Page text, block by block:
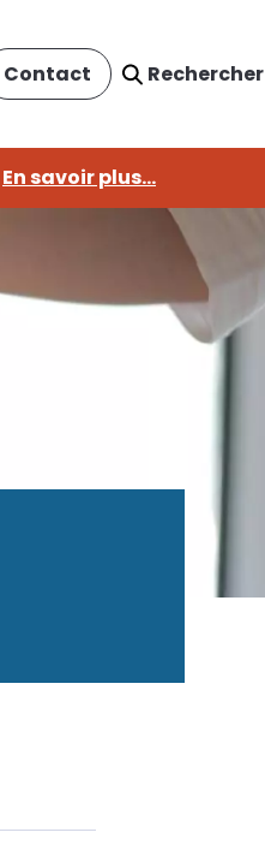
Contact Rechercher
En savoir plus...